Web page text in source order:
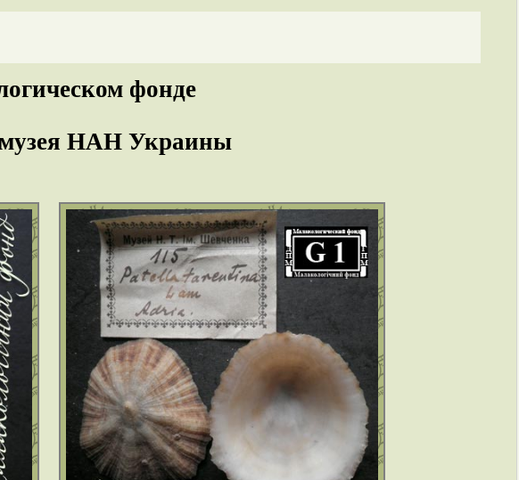
фонде
музея НАН Украины